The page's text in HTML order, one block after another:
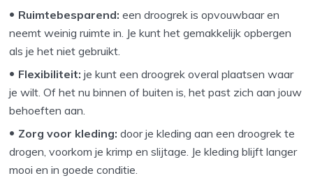
Ruimtebesparend: een droogrek is opvouwbaar en
neemt weinig ruimte in. Je kunt het gemakkelijk opbergen
als je het niet gebruikt.
Flexibiliteit: je kunt een droogrek overal plaatsen waar
je wilt. Of het nu binnen of buiten is, het past zich aan jouw
behoeften aan.
Zorg voor kleding: door je kleding aan een droogrek te
drogen, voorkom je krimp en slijtage. Je kleding blijft langer
mooi en in goede conditie.